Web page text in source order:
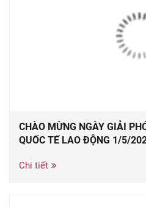
CHÀO MỪNG NGÀY GIẢI
QUỐC TẾ LAO ĐỘNG 1/5/
Chi tiết